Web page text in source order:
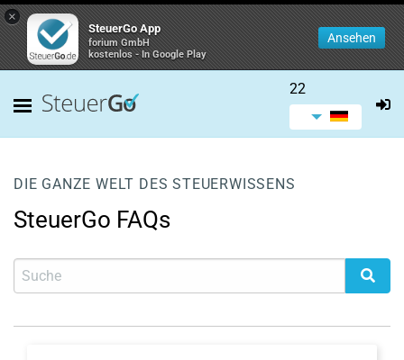
×
SteuerGo App
forium GmbH
kostenlos - In Google Play
Ansehen
22
DIE GANZE WELT DES STEUERWISSENS
SteuerGo FAQs